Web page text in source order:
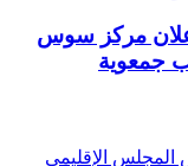
مركز سوس
جمعوية